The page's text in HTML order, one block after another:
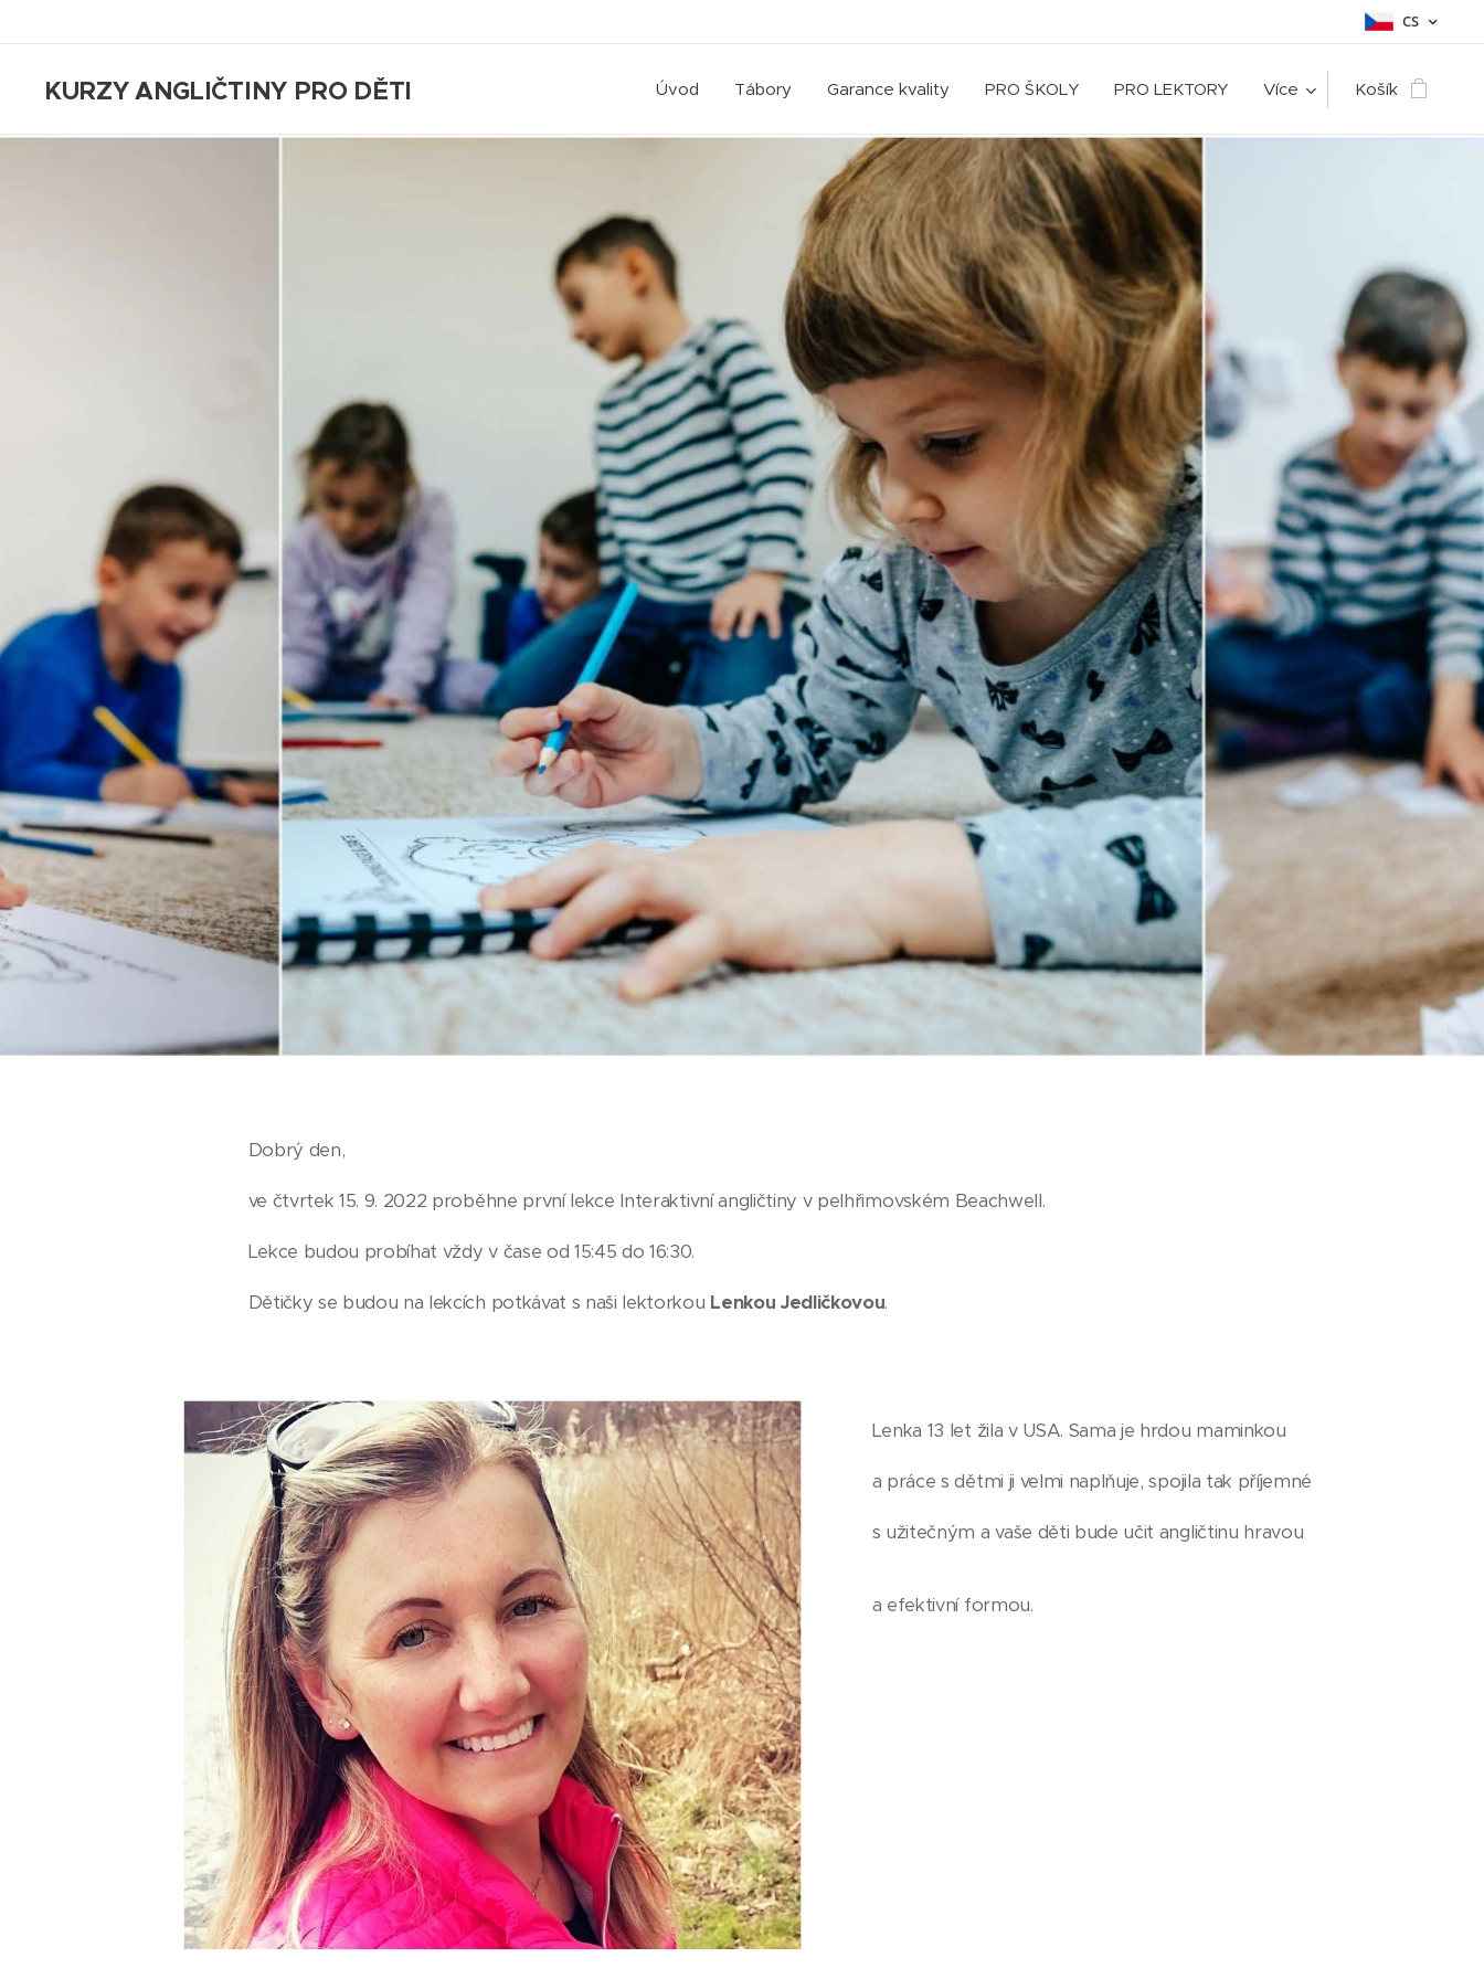
CS
KURZY ANGLIČTINY PRO DĚTI Úvod Tábory Garance kvality PRO ŠKOLY PRO LEKTORY Více Košík
Dobrý den,
ve čtvrtek 15. 9. 2022 proběhne první lekce Interaktivní angličtiny v pelhřimovském Beachwell.
Lekce budou probíhat vždy v čase od 15:45 do 16:30.
Dětičky se budou na lekcích potkávat s naši lektorkou Lenkou Jedličkovou.
Lenka 13 let žila v USA. Sama je hrdou maminkou
a práce s dětmi ji velmi naplňuje, spojila tak příjemné
s užitečným a vaše děti bude učit angličtinu hravou
a efektivní formou.